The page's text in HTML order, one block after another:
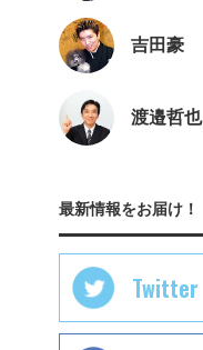
吉田豪
渡邉哲也
最新情報をお届け！
Twitter